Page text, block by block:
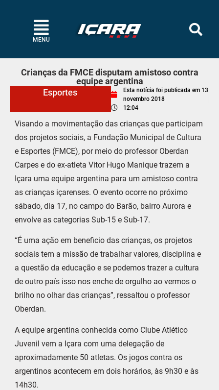
MENU
Crianças da FMCE disputam amistoso contra
equipe argentina
Esportes
Esta notícia foi publicada em 13
novembro 2018
12:04
Visando a movimentação das crianças que participam
dos projetos sociais, a Fundação Municipal de Cultura
e Esportes (FMCE), por meio do professor Oberdan
Carpes e do ex-atleta Vitor Hugo Manique trazem a
Içara uma equipe argentina para um amistoso contra
as crianças içarenses. O evento ocorre no próximo
sábado, dia 17, no campo do Barão, bairro Aurora e
envolve as categorias Sub-15 e Sub-17.
“É uma ação em beneficio das crianças, os projetos
sociais tem a missão de trabalhar valores, disciplina e
a questão da educação e se podemos trazer a cultura
de outro país isso nos enche de orgulho ao vermos o
brilho no olhar das crianças”, ressaltou o professor
Oberdan.
A equipe argentina conhecida como Clube Atlético
Juvenil vem a Içara com uma delegação de
aproximadamente 50 atletas. Os jogos contra os
argentinos acontecem em dois horários, às 9h30 e às
14h30.